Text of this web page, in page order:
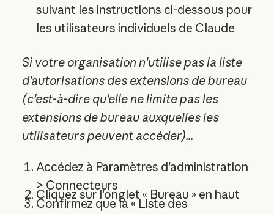
suivant les instructions ci-dessous pour
les utilisateurs individuels de Claude
Si votre organisation n'utilise pas la liste
d'autorisations des extensions de bureau
(c'est-à-dire qu'elle ne limite pas les
extensions de bureau auxquelles les
utilisateurs peuvent accéder)...
Accédez à Paramètres d'administration
> Connecteurs
Cliquez sur l'onglet « Bureau » en haut
Confirmez que la « Liste des